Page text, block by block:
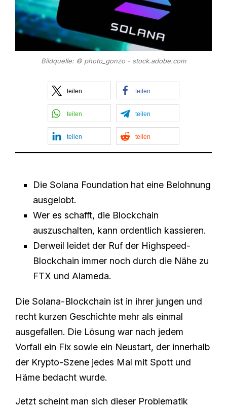
Bildquelle: © photo_gonzo - stock.adobe.com
teilen teilen
teilen teilen
teilen teilen
Die Solana Foundation hat eine Belohnung
ausgelobt.
Wer es schafft, die Blockchain
auszuschalten, kann ordentlich kassieren.
Derweil leidet der Ruf der Highspeed-
Blockchain immer noch durch die Nähe zu
FTX und Alameda.
Die Solana-Blockchain ist in ihrer jungen und
recht kurzen Geschichte mehr als einmal
ausgefallen. Die Lösung war nach jedem
Vorfall ein Fix sowie ein Neustart, der innerhalb
der Krypto-Szene jedes Mal mit Spott und
Häme bedacht wurde.
Jetzt scheint man sich dieser Problematik